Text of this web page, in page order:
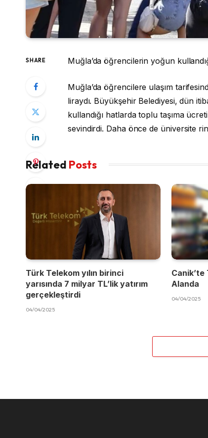
SHARE Muğla’da öğrencilerin yoğun
Muğla’da öğrencilere ulaşım
liraydı. Büyükşehir Belediyesi, dün
kullandığı hatlarda toplu taşıma
sevindirdi. Daha önce de üniversite
Related Posts
Türk Telekom yılın birinci
yarısında 7 milyar TL’lik yatırım
gerçekleştirdi
04/04/2025
Canik’te
Alanda
04/04/2025